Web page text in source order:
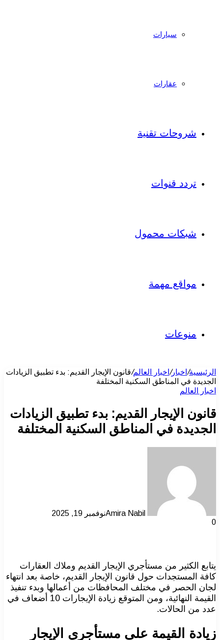
سيارات
عقارات
شروحات تقنية
تردد قنوات
شبكات محمول
مواقع مهمة
منوعات
الرئيسية/ اخبار/ اخبار العالم/قانون الإيجار القديم: بدء تطبيق الزيادات
الجديدة في المناطق السكنية المختلفة
اخبار العالم
قانون الإيجار القديم: بدء تطبيق الزيادات
الجديدة في المناطق السكنية المختلفة
Amira Nabilنوفمبر 19, 2025
0
يتابع الكثير من مستأجري الإيجار القديم وملاك العقارات
كافة المستجدات حول قانون الإيجار القديم، خاصة بعد انتهاء
لجان الحصر في مختلف المحافظات من أعمالها وبدء تنفيذ
القيمة النهائية، ومن المتوقع زيادة الإيجارات 10 أضعاف في
عدد من الحالات.
زيادة القيمة على مستأجري الإيجار